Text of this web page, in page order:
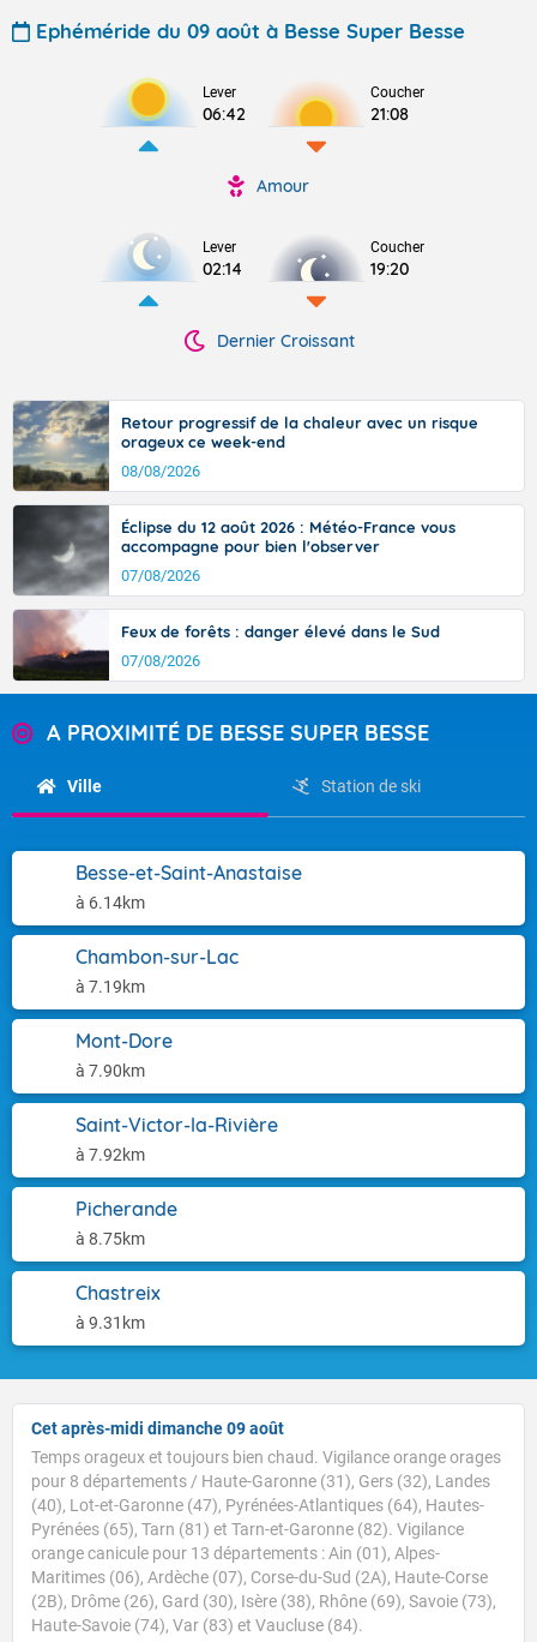
Ephéméride du 09 août à Besse Super Besse
Lever
06:42
Coucher
21:08
Amour
Lever
02:14
Coucher
19:20
Dernier Croissant
Retour progressif de la chaleur avec un risque
orageux ce week-end
08/08/2026
Éclipse du 12 août 2026 : Météo-France vous
accompagne pour bien l'observer
07/08/2026
Feux de forêts : danger élevé dans le Sud
07/08/2026
A PROXIMITÉ DE BESSE SUPER BESSE
Ville Station de ski
Besse-et-Saint-Anastaise
à 6.14km
Chambon-sur-Lac
à 7.19km
Mont-Dore
à 7.90km
Saint-Victor-la-Rivière
à 7.92km
Picherande
à 8.75km
Chastreix
à 9.31km
Cet après-midi dimanche 09 août
Temps orageux et toujours bien chaud. Vigilance orange orages
pour 8 départements / Haute-Garonne (31), Gers (32), Landes
(40), Lot-et-Garonne (47), Pyrénées-Atlantiques (64), Hautes-
Pyrénées (65), Tarn (81) et Tarn-et-Garonne (82). Vigilance
orange canicule pour 13 départements : Ain (01), Alpes-
Maritimes (06), Ardèche (07), Corse-du-Sud (2A), Haute-Corse
(2B), Drôme (26), Gard (30), Isère (38), Rhône (69), Savoie (73),
Haute-Savoie (74), Var (83) et Vaucluse (84).